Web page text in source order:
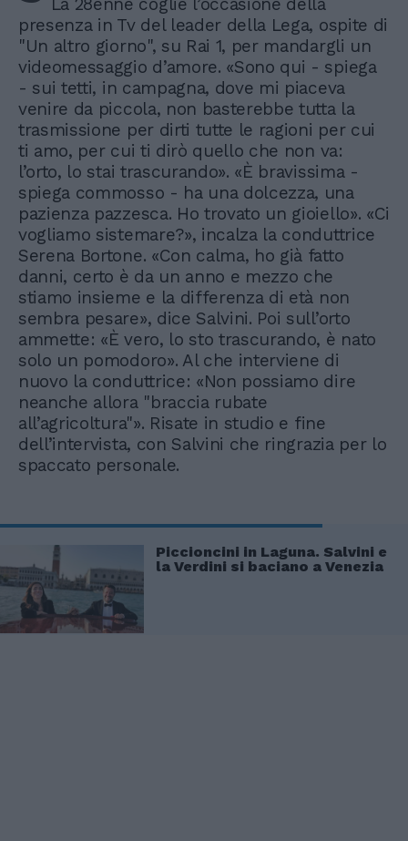
presenza in Tv del leader della Lega, ospite di
"Un altro giorno", su Rai 1, per mandargli un
videomessaggio d’amore. «Sono qui - spiega
- sui tetti, in campagna, dove mi piaceva
venire da piccola, non basterebbe tutta la
trasmissione per dirti tutte le ragioni per cui
ti amo, per cui ti dirò quello che non va:
l’orto, lo stai trascurando». «È bravissima -
spiega commosso - ha una dolcezza, una
pazienza pazzesca. Ho trovato un gioiello». «Ci
vogliamo sistemare?», incalza la conduttrice
Serena Bortone. «Con calma, ho già fatto
danni, certo è da un anno e mezzo che
stiamo insieme e la differenza di età non
sembra pesare», dice Salvini. Poi sull’orto
ammette: «È vero, lo sto trascurando, è nato
solo un pomodoro». Al che interviene di
nuovo la conduttrice: «Non possiamo dire
neanche allora "braccia rubate
all’agricoltura"». Risate in studio e fine
dell’intervista, con Salvini che ringrazia per lo
spaccato personale.
Piccioncini in Laguna. Salvini e
la Verdini si baciano a Venezia